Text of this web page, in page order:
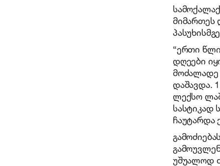
მიმართეს
“ერთი
დღეები
მოძალადე
დაშავდა.
ლექსო
სასტიკად
ჩაუტარდა
უშუალოდ